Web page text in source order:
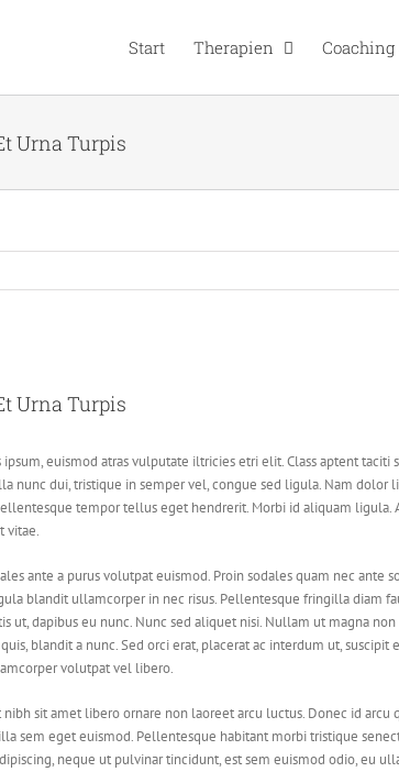
Start Therapien
Urna Turpis
Urna Turpis
euismod atras vulputate iltricies etri elit. Class aptent
nunc dui, tristique in semper vel, congue sed ligula. Nam dolor
tempor tellus eget hendrerit. Morbi id aliquam ligula.
vitae.
ante a purus volutpat euismod. Proin sodales quam nec ante
blandit ullamcorper in nec risus. Pellentesque fringilla diam
ut, dapibus eu nunc. Nunc sed aliquet nisi. Nullam ut magna
blandit a nunc. Sed orci erat, placerat ac interdum ut,
volutpat vel libero.
sit amet libero ornare non laoreet arcu luctus. Donec id arcu
sem eget euismod. Pellentesque habitant morbi tristique
neque ut pulvinar tincidunt, est sem euismod odio, eu